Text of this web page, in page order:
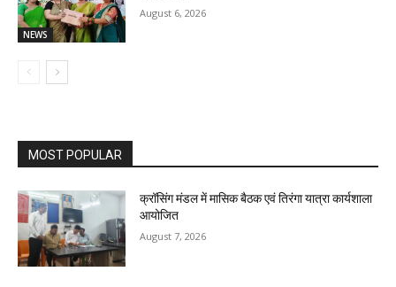
NEWS
August 6, 2026
MOST POPULAR
क्रॉसिंग मंडल में मासिक बैठक एवं तिरंगा यात्रा कार्यशाला
आयोजित
August 7, 2026